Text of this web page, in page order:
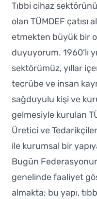
Tıbbi cihaz
olan TÜMDEF çatısı
etmekten büyük bir
duyuyorum. 1960’lı
sektörümüz, yıllar
tecrübe ve insan
sağduyulu kişi ve
gelmesiyle kurulan
Üretici ve
ile kurumsal bir
Bugün
genelinde faaliyet
almakta; bu yapı,